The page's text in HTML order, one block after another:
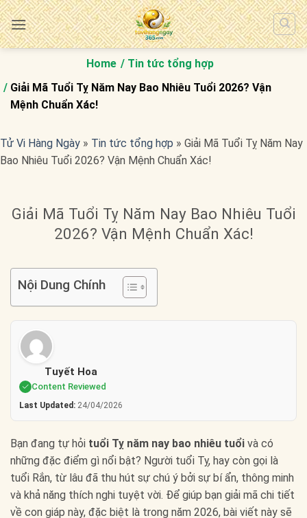
Bỏ
qua
nội
Home
Tin tức tổng hợp
Giải Mã Tuổi Tỵ Năm Nay Bao Nhiêu Tuổi 2026? Vận
Mệnh Chuẩn Xác!
Tử Vi Hàng Ngày » Tin tức tổng hợp » Giải Mã Tuổi Tỵ Năm Nay
Bao Nhiêu Tuổi 2026? Vận Mệnh Chuẩn Xác!
Giải Mã Tuổi Tỵ Năm Nay Bao Nhiêu Tuổi
2026? Vận Mệnh Chuẩn Xác!
Nội Dung Chính
Tuyết Hoa
Content Reviewed
Last Updated: 24/04/2026
Bạn đang tự hỏi tuổi Tỵ năm nay bao nhiêu tuổi và có
những đặc điểm gì nổi bật? Người tuổi Tỵ, hay còn gọi là
tuổi Rắn, từ lâu đã thu hút sự chú ý bởi sự bí ẩn, thông minh
và khả năng thích nghi tuyệt vời. Để giúp bạn giải mã chi tiết
về con giáp này, đặc biệt là trong năm 2026, bài viết này sẽ